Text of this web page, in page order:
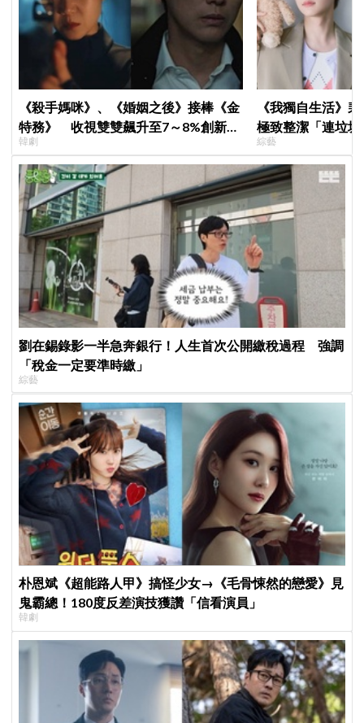
《殺手媽咪》、《婚姻之後》接棒《金
特務》 收視雙雙飆升至7～8%創新
高！
韓劇
《我獨自生活》
極致整潔「連垃
一件事
綜藝
劉在錫錄影一半急奔銀行！人生首次公開繳稅過程 強調
「稅金一定要準時繳」
綜藝
朴恩斌《超能路人甲》搞怪少女→《毛骨悚然的戀愛》見
鬼霸總！180度反差演技獲讚「信看演員」
韓劇